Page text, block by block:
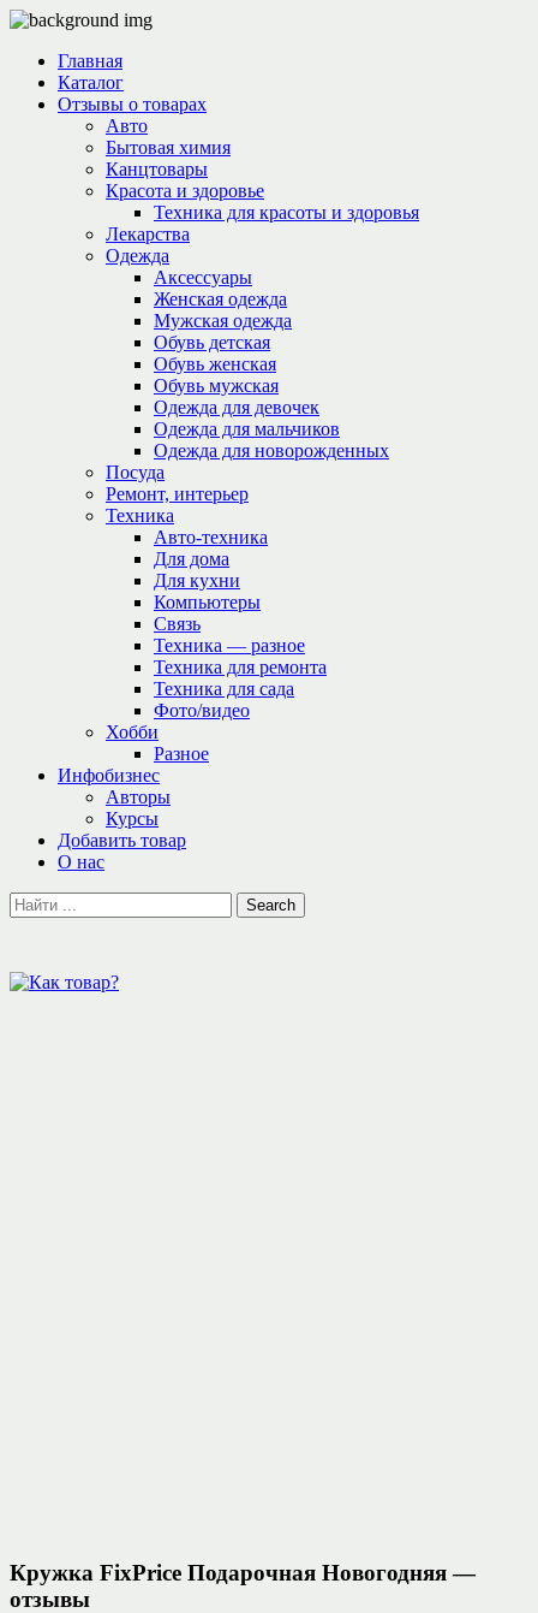
Главная
Каталог
Отзывы о товарах
Авто
Бытовая химия
Канцтовары
Красота и здоровье
Техника для красоты и здоровья
Лекарства
Одежда
Аксессуары
Женская одежда
Мужская одежда
Обувь детская
Обувь женская
Обувь мужская
Одежда для девочек
Одежда для мальчиков
Одежда для новорожденных
Посуда
Ремонт, интерьер
Техника
Авто-техника
Для дома
Для кухни
Компьютеры
Связь
Техника — разное
Техника для ремонта
Техника для сада
Фото/видео
Хобби
Разное
Инфобизнес
Авторы
Курсы
Добавить товар
О нас
Кружка FixPrice Подарочная Новогодняя —
отзывы